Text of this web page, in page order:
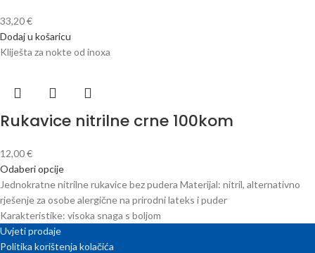
33,20€
Dodaj u košaricu
Kliješta za nokte od inoxa
Rukavice nitrilne crne 100kom
12,00€
Odaberi opcije
Jednokratne nitrilne rukavice bez pudera Materijal: nitril, alternativno
rješenje za osobe alergične na prirodni lateks i puder
Karakteristike: visoka snaga s boljom
Uvjeti prodaje
Politika korištenja kolačića